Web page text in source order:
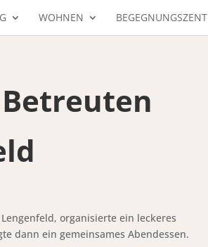
WOHNEN
organisierte ein leckeres
dann ein gemeinsames Abendessen.